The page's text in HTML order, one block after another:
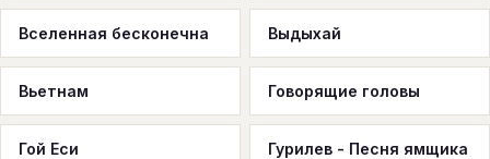
Вселенная бесконечна Выдыхай
Вьетнам Говорящие головы
Гой Еси Гурилев - Песня ямщика